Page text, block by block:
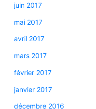
juin 2017
mai 2017
avril 2017
mars 2017
février 2017
janvier 2017
décembre 2016